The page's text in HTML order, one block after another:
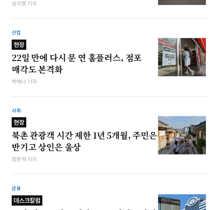
심지영 기자
산업
현장
22일 만에 다시 문 연 홈플러스, 점포
매각도 본격화
박해나 기자
사회
현장
북촌 관광객 시간 제한 1년 5개월, 주민은
반기고 상인은 울상
정원혁 기자
금융
데스크칼럼